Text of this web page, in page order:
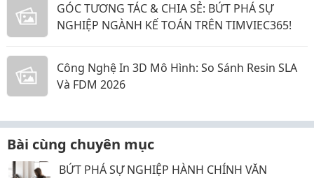
GÓC TƯƠNG TÁC & CHIA SẺ: BỨT PHÁ SỰ
NGHIỆP NGÀNH KẾ TOÁN TRÊN TIMVIEC365!
Công Nghệ In 3D Mô Hình: So Sánh Resin SLA
Và FDM 2026
Bài cùng chuyên mục
BỨT PHÁ SỰ NGHIỆP HÀNH CHÍNH VĂN